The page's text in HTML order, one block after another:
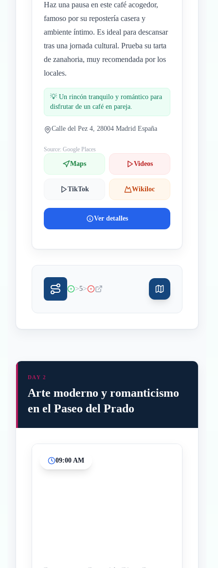
Haz una pausa en este café acogedor,
famoso por su repostería casera y
ambiente íntimo. Es ideal para descansar
tras una jornada cultural. Prueba su tarta
de zanahoria, muy recomendada por los
locales.
💡 Un rincón tranquilo y romántico para
disfrutar de un café en pareja.
Calle del Pez 4, 28004 Madrid España
Source: Google Places
Maps Videos
TikTok Wikiloc
Ver detalles
>5>
DAY 2
Arte moderno y romanticismo
en el Paseo del Prado
09:00 AM